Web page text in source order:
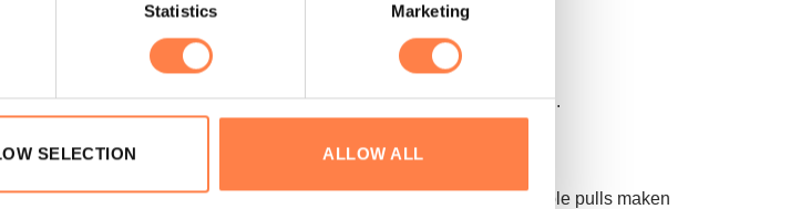
Statistics Marketing
SELECTION ALLOW ALL
geven. Vul hiervoor het contactformulier in om de offerte op te vragen.
rijk aan variatie en aantrekkelijk op de lange termijn. De cable pulls maken